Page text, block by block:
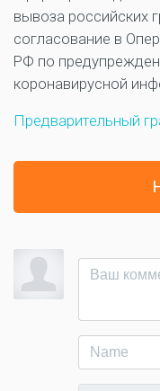
вывоза российских
согласование в
РФ по
коронавирусной
Предварительный